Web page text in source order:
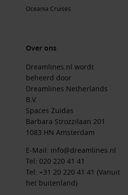
Oceania Cruises
Over ons
Dreamlines.nl wordt
beheerd door
Dreamlines Netherlands
B.V.
Spaces Zuidas
Barbara Strozzilaan 201
1083 HN Amsterdam
E-Mail: info@dreamlines.nl
Tel: 020 220 41 41
Tel: +31 20 220 41 41 (Vanuit
het buitenland)